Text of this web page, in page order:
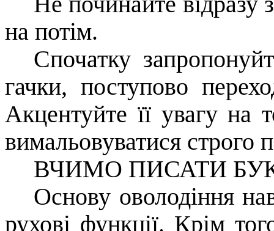
на потім.
Спочатку
гачки, поступово
Акцентуйте її увагу на
вимальовуватися строго
ВЧИМО ПИСАТИ
Основу оволодіння
рухові функції. Крім